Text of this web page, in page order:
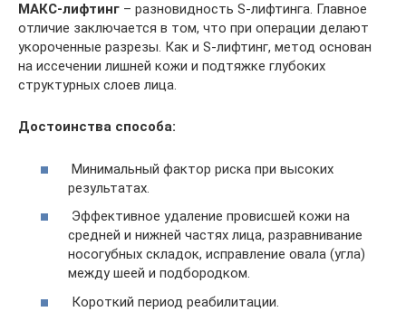
МАКС-лифтинг – разновидность S-лифтинга. Главное
отличие заключается в том, что при операции делают
укороченные разрезы. Как и S-лифтинг, метод основан
на иссечении лишней кожи и подтяжке глубоких
структурных слоев лица.
Достоинства способа:
Минимальный фактор риска при высоких
результатах.
Эффективное удаление провисшей кожи на
средней и нижней частях лица, разравнивание
носогубных складок, исправление овала (угла)
между шеей и подбородком.
Короткий период реабилитации.